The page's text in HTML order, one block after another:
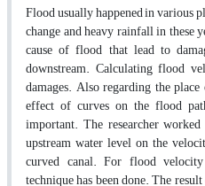
Flood usually happened in various
change and heavy rainfall in these
cause of flood that lead to
downstream. Calculating flood
damages. Also regarding the
effect of curves on the flood
important. The researcher
upstream water level on the
curved canal. For flood
technique has been done. The